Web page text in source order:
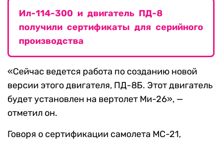
Ил-114-300 и двигатель ПД-8
получили сертификаты для серийного
производства
«Сейчас ведется работа по созданию новой
версии этого двигателя, ПД-8Б. Этот двигатель
будет установлен на вертолет Ми-26», —
отметил он.
Говоря о сертификации самолета МС-21,